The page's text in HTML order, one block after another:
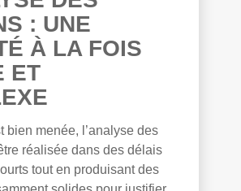
: UNE
À LA FOIS
ET
bien menée, l’analyse des
réalisée dans des délais
tout en produisant des